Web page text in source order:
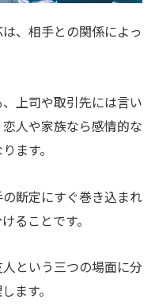
、相手との関係によっ
上司や取引先には言い
人や家族なら感情的な
ます。
断定にすぐ巻き込まれ
ることです。
という三つの場面に分
ます。